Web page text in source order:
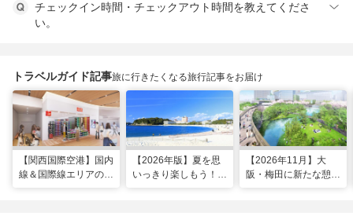
チェックイン時間・チェックアウト時間を教えてくださ
い。
トラベルガイド記事旅に行きたくなる旅行記事をお届け
【関西国際空港】国内
線＆国際線エリアの大
【2026年版】夏を思
いっきり楽しもう！関
【2026年11月】大
阪・梅田に新たな憩い